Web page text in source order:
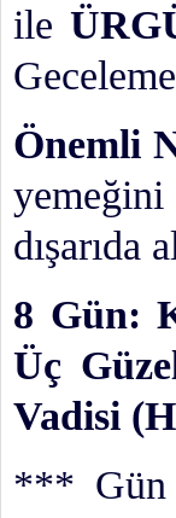
ile
Geceleme
Önemli
dışarıda
8 Gün:
Üç
Vadisi
*** Gün